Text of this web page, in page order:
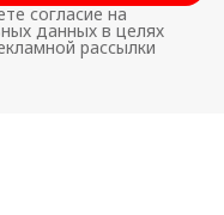
согласие на
данных в целях
рассылки